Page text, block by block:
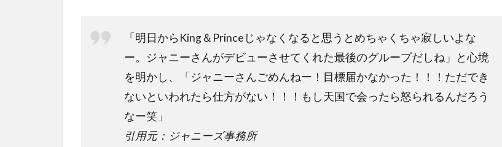
「明日からKing＆Princeじゃなくなると思うとめちゃくちゃ寂しいよな
ー。ジャニーさんがデビューさせてくれた最後のグループだしね」と心境
を明かし、「ジャニーさんごめんねー！目標届かなかった！！！ただでき
ないといわれたら仕方がない！！！もし天国で会ったら怒られるんだろう
なー笑」
引用元：ジャニーズ事務所